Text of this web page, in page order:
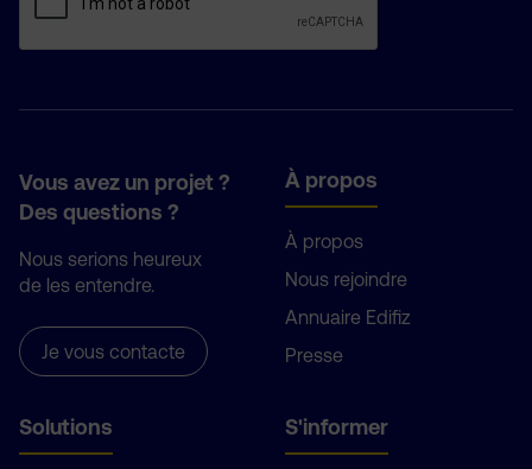
Vous avez un projet ?
Des questions ?
Nous serions heureux
de les entendre.
Je vous contacte
À propos
À propos
Nous rejoindre
Annuaire Edifiz
Presse
Solutions S'informer